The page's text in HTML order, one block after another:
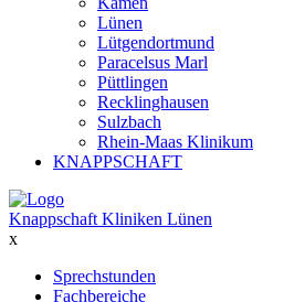
Lünen
Lütgendortmund
Paracelsus Marl
Püttlingen
Recklinghausen
Sulzbach
Rhein-Maas Klinikum
KNAPPSCHAFT
Knappschaft Kliniken Lünen
x
Sprechstunden
Fachbereiche